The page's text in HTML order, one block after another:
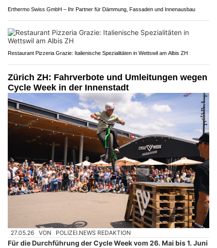
Erthermo Swiss GmbH – Ihr Partner für Dämmung, Fassaden und Innenausbau
Restaurant Pizzeria Grazie: Italienische Spezialitäten in Wettswil am Albis ZH
Zürich ZH: Fahrverbote und Umleitungen wegen
Cycle Week in der Innenstadt
27.05.26 VON POLIZEI.NEWS REDAKTION
Für die Durchführung der Cycle Week vom 26. Mai bis 1. Juni